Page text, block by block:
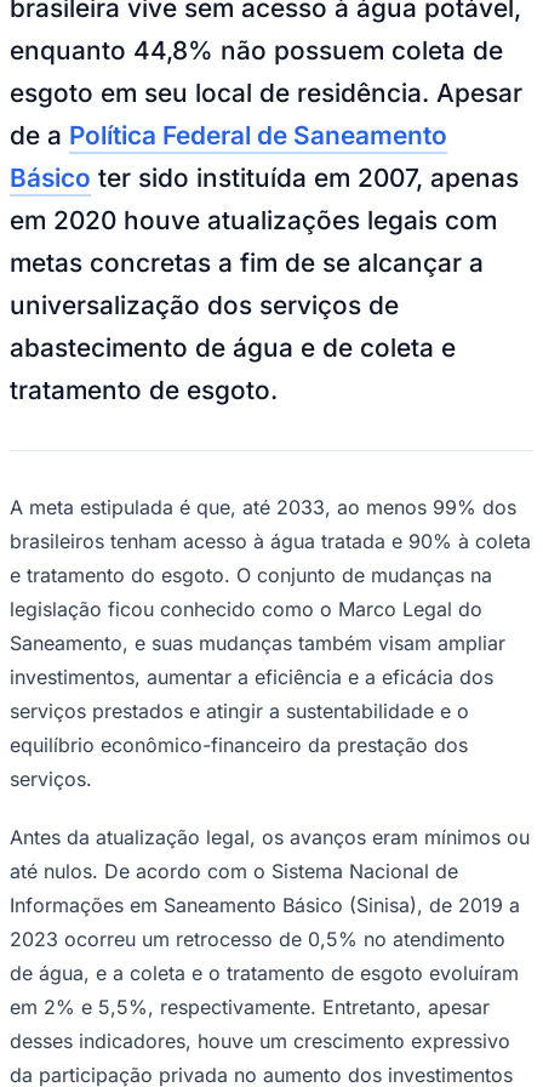
NBA
Fórmula 1
Tênis (ATP)
NHL
Vôlei
NBB
Brasileirão Série B
Copa do Brasil
Sul-Americana
Bundesliga
Times - Ir direto
brasileira vive sem acesso à água potável,
enquanto 44,8% não possuem coleta de
esgoto em seu local de residência. Apesar
de a Política Federal de Saneamento
Básico ter sido instituída em 2007, apenas
em 2020 houve atualizações legais com
metas concretas a fim de se alcançar a
universalização dos serviços de
abastecimento de água e de coleta e
tratamento de esgoto.
A meta estipulada é que, até 2033, ao menos 99% dos
brasileiros tenham acesso à água tratada e 90% à coleta
e tratamento do esgoto. O conjunto de mudanças na
legislação ficou conhecido como o Marco Legal do
Saneamento, e suas mudanças também visam ampliar
investimentos, aumentar a eficiência e a eficácia dos
serviços prestados e atingir a sustentabilidade e o
equilíbrio econômico-financeiro da prestação dos
serviços.
Antes da atualização legal, os avanços eram mínimos ou
até nulos. De acordo com o Sistema Nacional de
Informações em Saneamento Básico (Sinisa), de 2019 a
2023 ocorreu um retrocesso de 0,5% no atendimento
de água, e a coleta e o tratamento de esgoto evoluíram
em 2% e 5,5%, respectivamente. Entretanto, apesar
desses indicadores, houve um crescimento expressivo
da participação privada no aumento dos investimentos